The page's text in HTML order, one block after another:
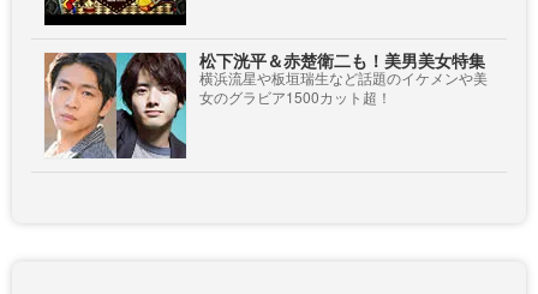
松下洸平＆赤楚衛二も！美男美女特集
横浜流星や板垣瑞生など話題のイケメンや美
女のグラビア1500カット超！